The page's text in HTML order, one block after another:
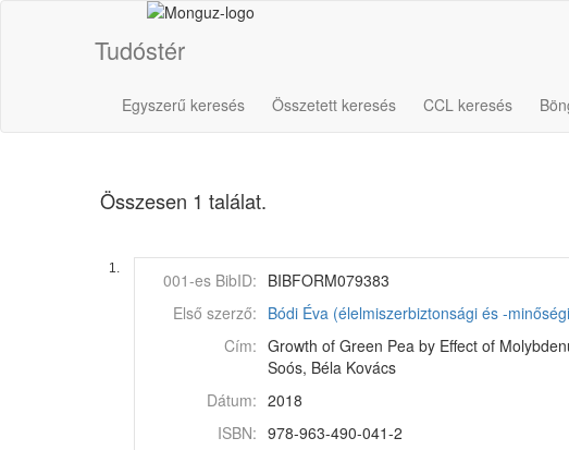
Tudóstér
Egyszerű keresés Összetett keresés CCL keresés
Összesen 1 találat.
1.
001-es BibID: BIBFORM079383
Első szerző: Bódi Éva (élelmiszerbiztonsági és -
Cím: Growth of Green Pea by Effect of
Soós, Béla Kovács
Dátum: 2018
ISBN: 978-963-490-041-2